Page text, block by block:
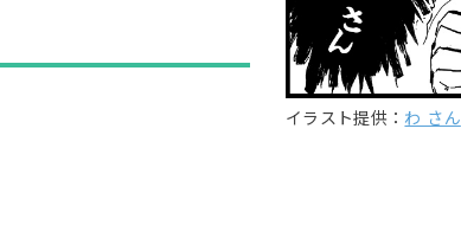
イラスト提供： わ さん